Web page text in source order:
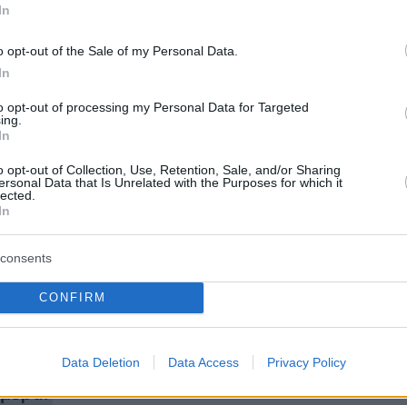
opt-out of the Sale of my Personal Data.
opt-out of processing my Personal Data for Targeted
opt-out of Collection, Use, Retention, Sale, and/or Sharing
Data that Is Unrelated with the Purposes for which it
CONFIRM
Data Deletion Data Access Privacy Policy
το συντομότερο δυνατό, από τη
Όσα έχουμε υποστεί η σύζυγός μου και εγώ
ντροπής για τη δημόσια ζωή και τους
χώρας μας. Προερχόμενος από οικογένεια
και δημοσίων λειτουργών με μακρά παράδοση
Δημόσιο, εμπιστεύομαι τη δικαιοσύνη.
ότι η τεράστια πλειοψηφία των Ελληνίδων
δικαστών εκπληρώνουν με εντιμότητα
αποστολή τους, στο πλαίσιο του